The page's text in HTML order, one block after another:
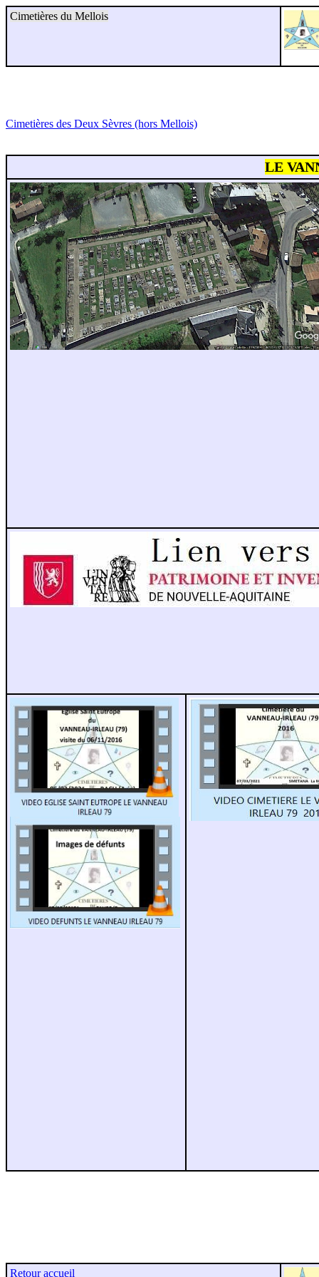
Cimetières du Mellois
Cimetières des Deux Sèvres (hors Mellois)
LE
Retour accueil